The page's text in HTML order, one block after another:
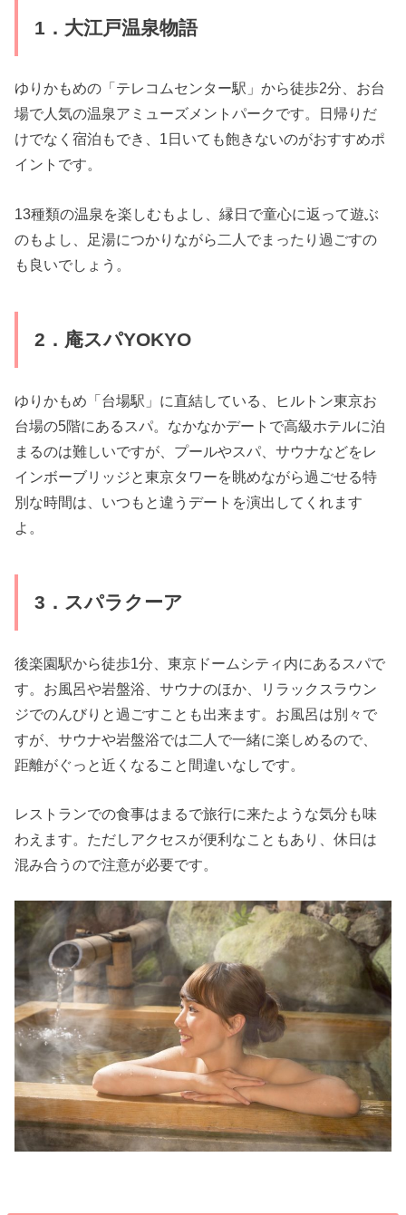
1．大江戸温泉物語
ゆりかもめの「テレコムセンター駅」から徒歩2分、お台
場で人気の温泉アミューズメントパークです。日帰りだ
けでなく宿泊もでき、1日いても飽きないのがおすすめポ
イントです。
13種類の温泉を楽しむもよし、縁日で童心に返って遊ぶ
のもよし、足湯につかりながら二人でまったり過ごすの
も良いでしょう。
2．庵スパYOKYO
ゆりかもめ「台場駅」に直結している、ヒルトン東京お
台場の5階にあるスパ。なかなかデートで高級ホテルに泊
まるのは難しいですが、プールやスパ、サウナなどをレ
インボーブリッジと東京タワーを眺めながら過ごせる特
別な時間は、いつもと違うデートを演出してくれます
よ。
3．スパラクーア
後楽園駅から徒歩1分、東京ドームシティ内にあるスパで
す。お風呂や岩盤浴、サウナのほか、リラックスラウン
ジでのんびりと過ごすことも出来ます。お風呂は別々で
すが、サウナや岩盤浴では二人で一緒に楽しめるので、
距離がぐっと近くなること間違いなしです。
レストランでの食事はまるで旅行に来たような気分も味
わえます。ただしアクセスが便利なこともあり、休日は
混み合うので注意が必要です。